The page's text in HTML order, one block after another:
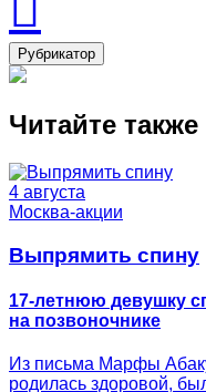
Рубрикатор
Читайте также
4 августа
Москва-акции
Выпрямить спину
17-летнюю девушку
на позвоночнике
Из письма Марфы
родилась здоровой,